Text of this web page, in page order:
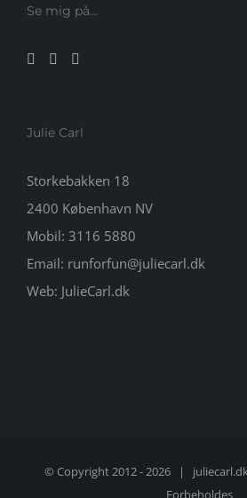
Se mig på…
Julie Carl
Storkebakken 18
2400 København NV
Mobil: 3116 5880
Email: runforfun@juliecarl.dk
Web: JulieCarl.dk
© Copyright 2012 -2026 |
Forbeholdes